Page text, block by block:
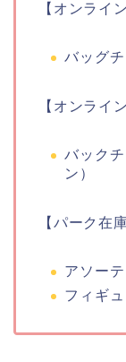
【オンライ
バッグ
【オンライ
バック
ン）
【パーク在
アソー
フィギ